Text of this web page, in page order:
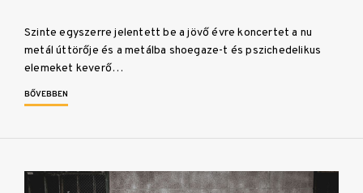
Szinte egyszerre jelentett be a jövő évre koncertet a nu
metál úttörője és a metálba shoegaze-t és pszichedelikus
elemeket keverő…
BŐVEBBEN